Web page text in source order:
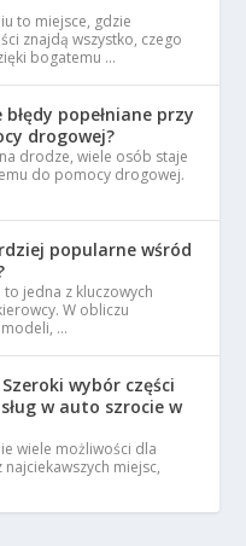
to miejsce, gdzie
znajdą wszystko, czego
bogatemu …
popełniane przy
drogowej?
drodze, wiele osób staje
do pomocy drogowej.
popularne wśród
jedna z kluczowych
W obliczu
…
wybór części
w auto szrocie w
wiele możliwości dla
miejsc,